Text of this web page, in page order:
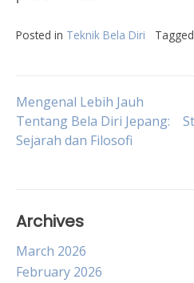
Posted in Teknik Bela Diri Tagged
Post
navigation
Mengenal Lebih Jauh
Tentang Bela Diri Jepang:
Sejarah dan Filosofi
Archives
March 2026
February 2026